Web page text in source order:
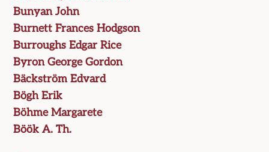
Bunyan John
Burnett Frances Hodgson
Burroughs Edgar Rice
Byron George Gordon
Bäckström Edvard
Bögh Erik
Böhme Margarete
Böök A. Th.